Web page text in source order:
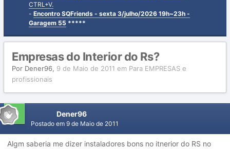
CTRL+V.
- Encontro SQFriends - sexta 3/julho/2026 19h~23h -
Garagem 55 *****
Empresas do Interior do Rs?
Por Dener96, 9 de Maio de 2011 em Para EMPRESAS e
profissionais
Dener96
Postado em 9 de Maio de 2011
Algm saberia me dizer instaladores bons no itnerior do RS no